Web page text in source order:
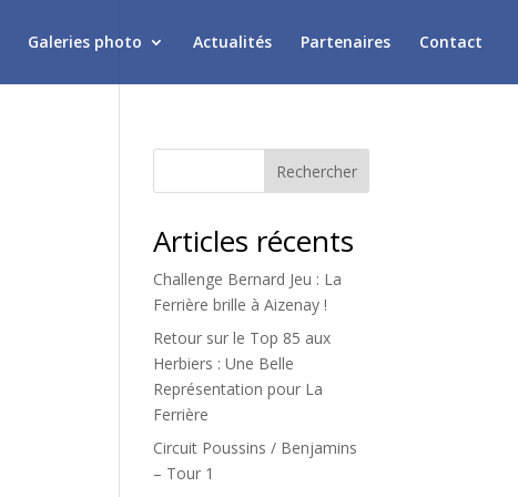
Galeries photo Actualités Partenaires Contact
Rechercher
Articles récents
Challenge Bernard Jeu : La
Ferrière brille à Aizenay !
Retour sur le Top 85 aux
Herbiers : Une Belle
Représentation pour La
Ferrière
Circuit Poussins / Benjamins
– Tour 1